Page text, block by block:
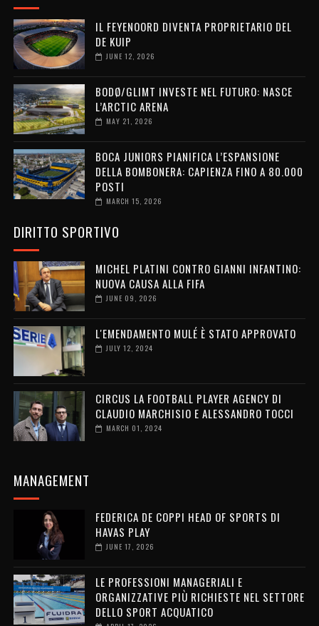
IL FEYENOORD DIVENTA PROPRIETARIO DEL
DE KUIP
JUNE 12, 2026
BODØ/GLIMT INVESTE NEL FUTURO: NASCE
L’ARCTIC ARENA
MAY 21, 2026
BOCA JUNIORS PIANIFICA L’ESPANSIONE
DELLA BOMBONERA: CAPIENZA FINO A 80.000
POSTI
MARCH 15, 2026
DIRITTO SPORTIVO
MICHEL PLATINI CONTRO GIANNI INFANTINO:
NUOVA CAUSA ALLA FIFA
JUNE 09, 2026
L'EMENDAMENTO MULÉ È STATO APPROVATO
JULY 12, 2024
CIRCUS LA FOOTBALL PLAYER AGENCY DI
CLAUDIO MARCHISIO E ALESSANDRO TOCCI
MARCH 01, 2024
MANAGEMENT
FEDERICA DE COPPI HEAD OF SPORTS DI
HAVAS PLAY
JUNE 17, 2026
LE PROFESSIONI MANAGERIALI E
ORGANIZZATIVE PIÙ RICHIESTE NEL SETTORE
DELLO SPORT ACQUATICO